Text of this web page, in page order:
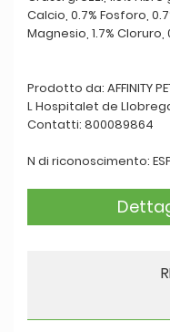
Calcio, 0.7% Fosforo,
Magnesio, 1.7% Cloruro,
Prodotto da: AFFINITY
L Hospitalet de
Contatti: 800089864
N di riconoscimento: